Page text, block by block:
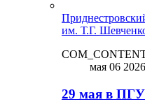
им. Т.Г.
мая 06 2026
29 мая в ПГУ